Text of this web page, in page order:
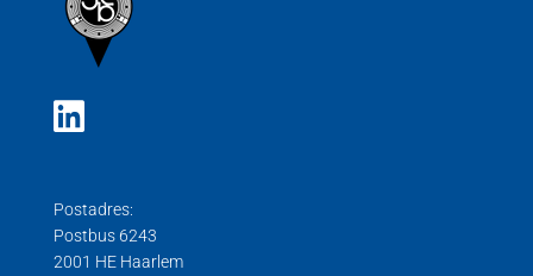
Postadres:
Postbus 6243
2001 HE Haarlem